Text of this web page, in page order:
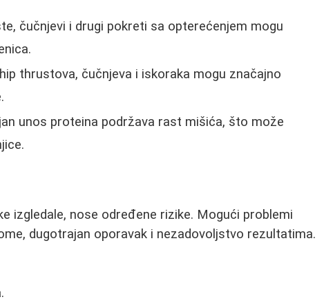
čučnjevi i drugi pokreti sa opterećenjem mogu
thrustova, čučnjeva i iskoraka mogu značajno
unos proteina podržava rast mišića, što može
izgledale, nose određene rizike. Mogući problemi
dugotrajan oporavak i nezadovoljstvo rezultatima.